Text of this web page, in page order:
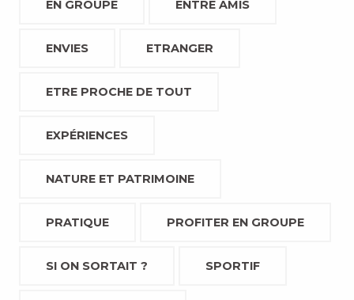
EN GROUPE ENTRE AMIS
ENVIES ETRANGER
ETRE PROCHE DE TOUT
EXPÉRIENCES
NATURE ET PATRIMOINE
PRATIQUE PROFITER EN GROUPE
SI ON SORTAIT ? SPORTIF